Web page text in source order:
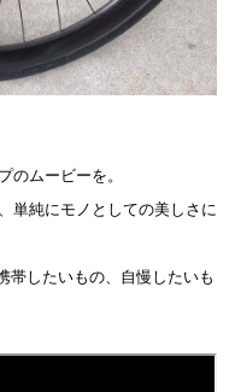
のムービーを。
単純にモノとしての美しさに
帯したいもの、自慢したいも